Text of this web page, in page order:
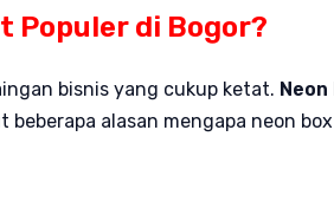
Populer di Bogor?
bisnis yang cukup ketat.
beberapa alasan mengapa neon